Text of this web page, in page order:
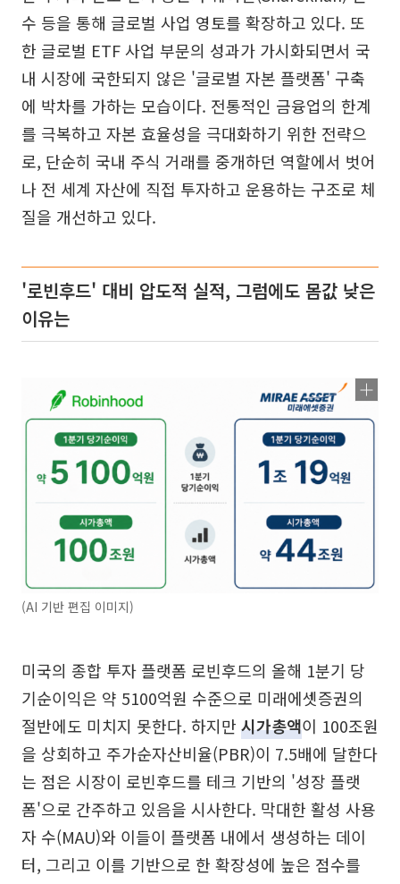
수 등을 통해 글로벌 사업 영토를 확장하고 있다. 또
한 글로벌 ETF 사업 부문의 성과가 가시화되면서 국
내 시장에 국한되지 않은 '글로벌 자본 플랫폼' 구축
에 박차를 가하는 모습이다. 전통적인 금융업의 한계
를 극복하고 자본 효율성을 극대화하기 위한 전략으
로, 단순히 국내 주식 거래를 중개하던 역할에서 벗어
나 전 세계 자산에 직접 투자하고 운용하는 구조로 체
질을 개선하고 있다.
'로빈후드' 대비 압도적 실적, 그럼에도 몸값 낮은
이유는
(AI 기반 편집 이미지)
미국의 종합 투자 플랫폼 로빈후드의 올해 1분기 당
기순이익은 약 5100억원 수준으로 미래에셋증권의
절반에도 미치지 못한다. 하지만 시가총액이 100조원
을 상회하고 주가순자산비율(PBR)이 7.5배에 달한다
는 점은 시장이 로빈후드를 테크 기반의 '성장 플랫
폼'으로 간주하고 있음을 시사한다. 막대한 활성 사용
자 수(MAU)와 이들이 플랫폼 내에서 생성하는 데이
터, 그리고 이를 기반으로 한 확장성에 높은 점수를